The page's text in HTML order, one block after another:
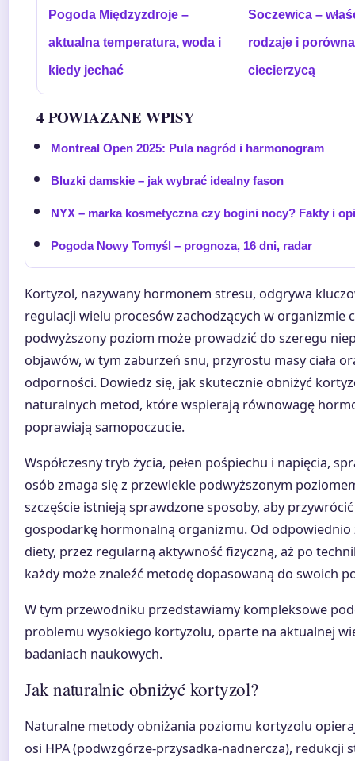
Pogoda Międzyzdroje –
aktualna temperatura, woda i
kiedy jechać
Soczewica –
rodzaje i
ciecierzycą
4 POWIAZANE WPISY
Montreal Open 2025: Pula nagród i harmonogram
Bluzki damskie – jak wybrać idealny fason
NYX – marka kosmetyczna czy bogini nocy? Fakty i
Pogoda Nowy Tomyśl – prognoza, 16 dni, radar
Kortyzol, nazywany hormonem stresu, odgrywa
regulacji wielu procesów zachodzących w organizmie
podwyższony poziom może prowadzić do szeregu
objawów, w tym zaburzeń snu, przyrostu masy ciała
odporności. Dowiedz się, jak skutecznie obniżyć
naturalnych metod, które wspierają równowagę
poprawiają samopoczucie.
Współczesny tryb życia, pełen pośpiechu i napięcia,
osób zmaga się z przewlekle podwyższonym
szczęście istnieją sprawdzone sposoby, aby
gospodarkę hormonalną organizmu. Od odpowiednio
diety, przez regularną aktywność fizyczną, aż po
każdy może znaleźć metodę dopasowaną do swoich
W tym przewodniku przedstawiamy kompleksowe
problemu wysokiego kortyzolu, oparte na aktualnej
badaniach naukowych.
Jak naturalnie obniżyć kortyzol?
Naturalne metody obniżania poziomu kortyzolu
osi HPA (podwzgórze-przysadka-nadnercza), redukcji